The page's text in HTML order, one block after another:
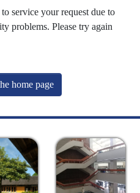
service your request due to
problems. Please try again
home page